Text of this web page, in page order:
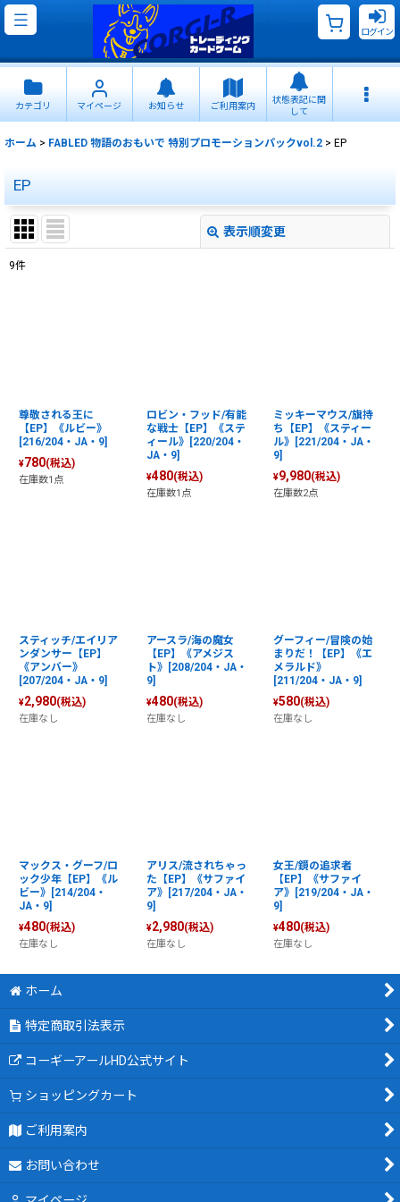
ログイン
カテゴリ マイページ お知らせ ご利用案内
状態表記に関
して
ホーム > FABLED 物語のおもいで 特別プロモーションパックvol.2 > EP
EP
表示順変更
9件
尊敬される王に
【EP】《ルビー》
[216/204・JA・9]
¥780(税込)
在庫数1点
ロビン・フッド/有能
な戦士【EP】《ステ
ィール》[220/204・
JA・9]
¥480(税込)
在庫数1点
ミッキーマウス/旗持
ち【EP】《スティー
ル》[221/204・JA・
9]
¥9,980(税込)
在庫数2点
スティッチ/エイリア
ンダンサー【EP】
《アンバー》
[207/204・JA・9]
¥2,980(税込)
在庫なし
アースラ/海の魔女
【EP】《アメジス
ト》[208/204・JA・
9]
¥480(税込)
在庫なし
グーフィー/冒険の始
まりだ！【EP】《エ
メラルド》
[211/204・JA・9]
¥580(税込)
在庫なし
マックス・グーフ/ロ
ック少年【EP】《ル
ビー》[214/204・
JA・9]
¥480(税込)
在庫なし
アリス/流されちゃっ
た【EP】《サファイ
ア》[217/204・JA・
9]
¥2,980(税込)
在庫なし
女王/鏡の追求者
【EP】《サファイ
ア》[219/204・JA・
9]
¥480(税込)
在庫なし
ホーム
特定商取引法表示
コーギーアールHD公式サイト
ショッピングカート
ご利用案内
お問い合わせ